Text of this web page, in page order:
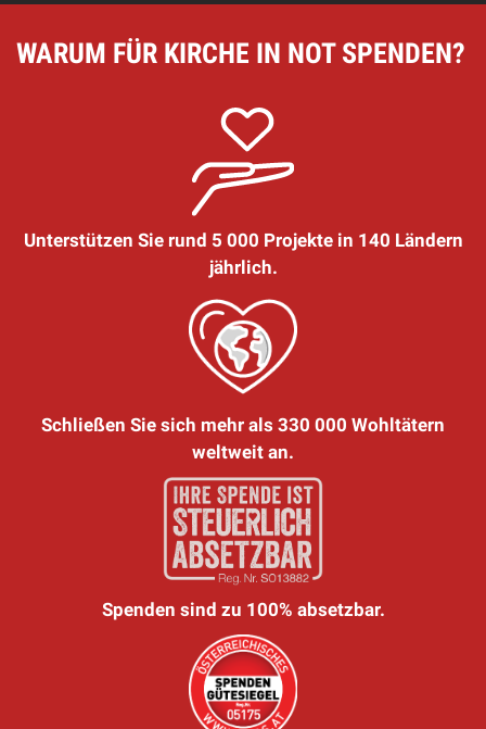
WARUM FÜR KIRCHE IN NOT SPENDEN?
Unterstützen Sie rund 5 000 Projekte in 140 Ländern
jährlich.
Schließen Sie sich mehr als 330 000 Wohltätern
weltweit an.
Spenden sind zu 100% absetzbar.